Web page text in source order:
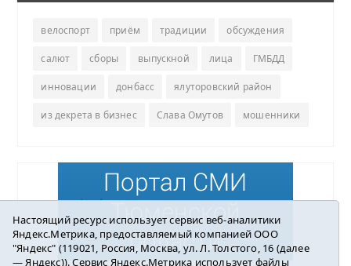
велоспорт приём традиции обсуждения
салют сборы выпускной лица ГМБДД
инновации донбасс ялуторовский район
из декрета в бизнес Слава Омутов мошенники
Настоящий ресурс использует сервис веб-аналитики
Яндекс.Метрика, предоставляемый компанией ООО
"Яндекс" (119021, Россия, Москва, ул. Л. Толстого, 16 (далее
— Яндекс)). Сервис Яндекс.Метрика использует файлы